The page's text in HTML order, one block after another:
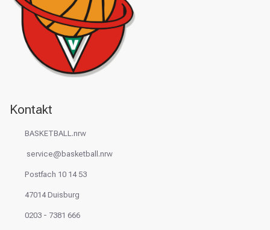
Kontakt
BASKETBALL.nrw
service@basketball.nrw
Postfach 10 14 53
47014 Duisburg
0203 - 7381 666